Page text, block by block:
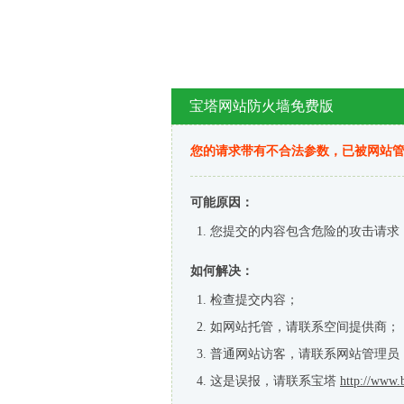
宝塔网站防火墙免费版
您的请求带有不合法参数，已被网站
可能原因：
您提交的内容包含危险的攻击请求
如何解决：
检查提交内容；
如网站托管，请联系空间提供商；
普通网站访客，请联系网站管理员
这是误报，请联系宝塔 http://